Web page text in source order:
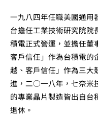
一九八四年任職美國通用
台擔任工業技術研究院院
積電正式營運，並擔任董
客戶信任」作為台積電的
越、客戶信任」作為三大
進，二○一八年，七奈米
的專業晶片製造皆出自台
退休。